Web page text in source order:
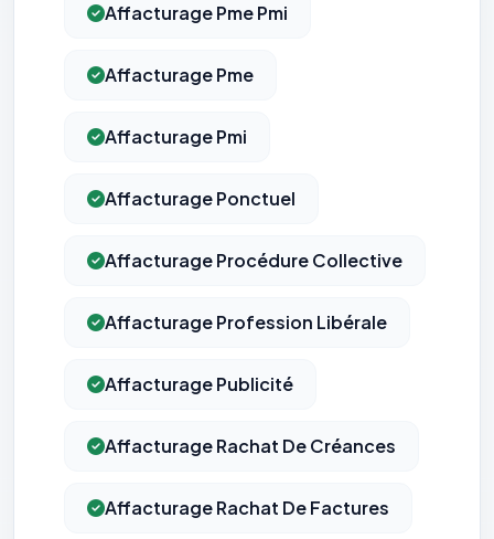
Affacturage Pme Pmi
Affacturage Pme
Affacturage Pmi
Affacturage Ponctuel
Affacturage Procédure Collective
Affacturage Profession Libérale
Affacturage Publicité
Affacturage Rachat De Créances
Affacturage Rachat De Factures